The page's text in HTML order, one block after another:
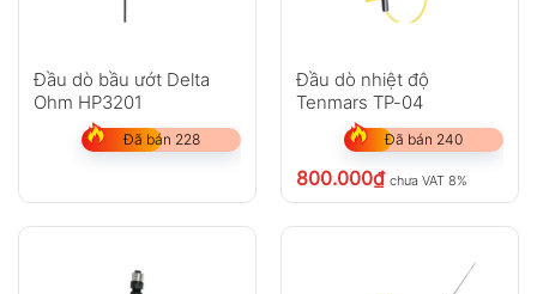
Đầu dò bầu ướt Delta
Ohm HP3201
Đã bán 228
Đầu dò nhiệt độ
Tenmars TP-04
Đã bán 240
800.000₫ chưa VAT 8%